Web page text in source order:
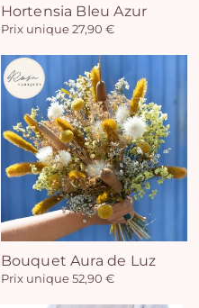
Hortensia Bleu Azur
Prix unique 27,90 €
Bouquet Aura de Luz
Prix unique 52,90 €